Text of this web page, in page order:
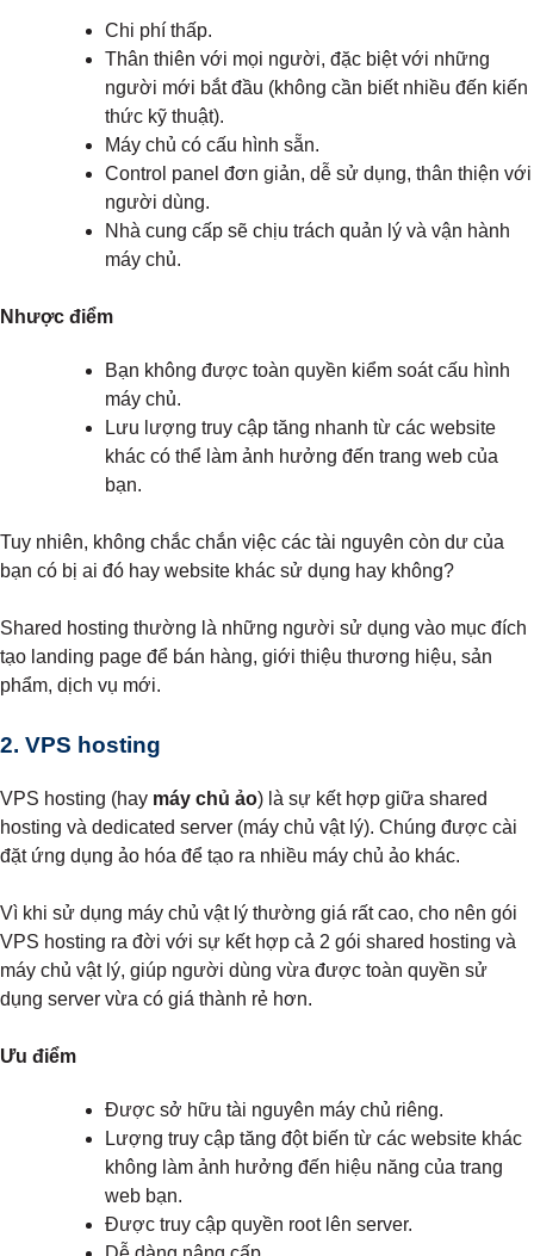
Chi phí thấp.
Thân thiên với mọi người, đặc biệt với những
người mới bắt đầu (không cần biết nhiều đến kiến
thức kỹ thuật).
Máy chủ có cấu hình sẵn.
Control panel đơn giản, dễ sử dụng, thân thiện với
người dùng.
Nhà cung cấp sẽ chịu trách quản lý và vận hành
máy chủ.
Nhược điểm
Bạn không được toàn quyền kiểm soát cấu hình
máy chủ.
Lưu lượng truy cập tăng nhanh từ các website
khác có thể làm ảnh hưởng đến trang web của
bạn.
Tuy nhiên, không chắc chắn việc các tài nguyên còn dư của
bạn có bị ai đó hay website khác sử dụng hay không?
Shared hosting thường là những người sử dụng vào mục đích
tạo landing page để bán hàng, giới thiệu thương hiệu, sản
phẩm, dịch vụ mới.
2. VPS hosting
VPS hosting (hay máy chủ ảo) là sự kết hợp giữa shared
hosting và dedicated server (máy chủ vật lý). Chúng được cài
đặt ứng dụng ảo hóa để tạo ra nhiều máy chủ ảo khác.
Vì khi sử dụng máy chủ vật lý thường giá rất cao, cho nên gói
VPS hosting ra đời với sự kết hợp cả 2 gói shared hosting và
máy chủ vật lý, giúp người dùng vừa được toàn quyền sử
dụng server vừa có giá thành rẻ hơn.
Ưu điểm
Được sở hữu tài nguyên máy chủ riêng.
Lượng truy cập tăng đột biến từ các website khác
không làm ảnh hưởng đến hiệu năng của trang
web bạn.
Được truy cập quyền root lên server.